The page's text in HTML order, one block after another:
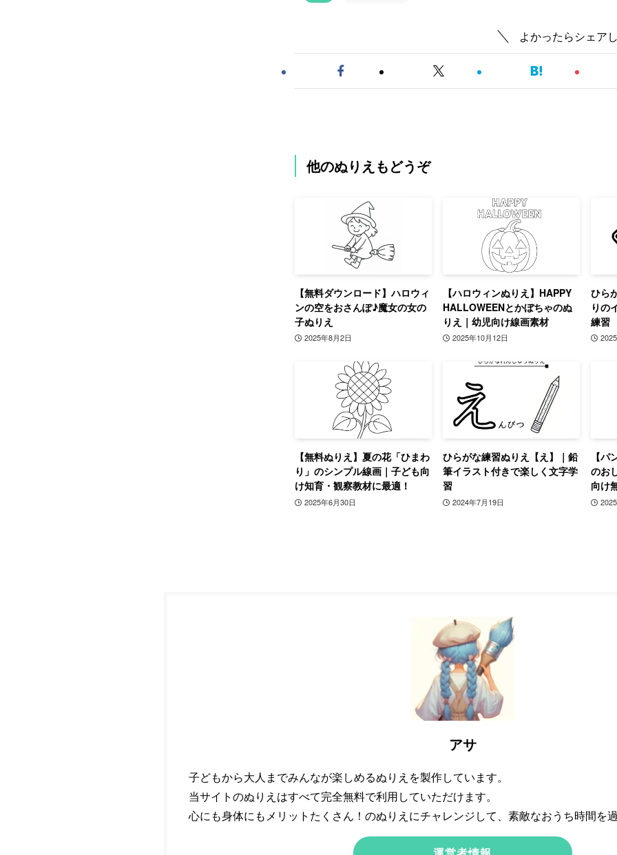
よかったらシェア
他のぬりえもどうぞ
【無料ダウンロード】ハロウィ
ンの空をおさんぽ♪魔女の女の
子ぬりえ
2025年8月2日
【ハロウィンぬりえ】HAPPY
HALLOWEENとかぼちゃのぬ
りえ｜幼児向け線画素材
2025年10月12日
ひら
りの
練習
【無料ぬりえ】夏の花「ひまわ
り」のシンプル線画｜子ども向
け知育・観察教材に最適！
2025年6月30日
ひらがな練習ぬりえ【え】｜鉛
筆イラスト付きで楽しく文字学
習
2024年7月19日
【
のお
向け
アサ
子どもから大人までみんなが楽しめるぬりえを製作しています。
当サイトのぬりえはすべて完全無料で利用していただけます。
心にも身体にもメリットたくさん！のぬりえにチャレンジして、素敵なおうち時間を